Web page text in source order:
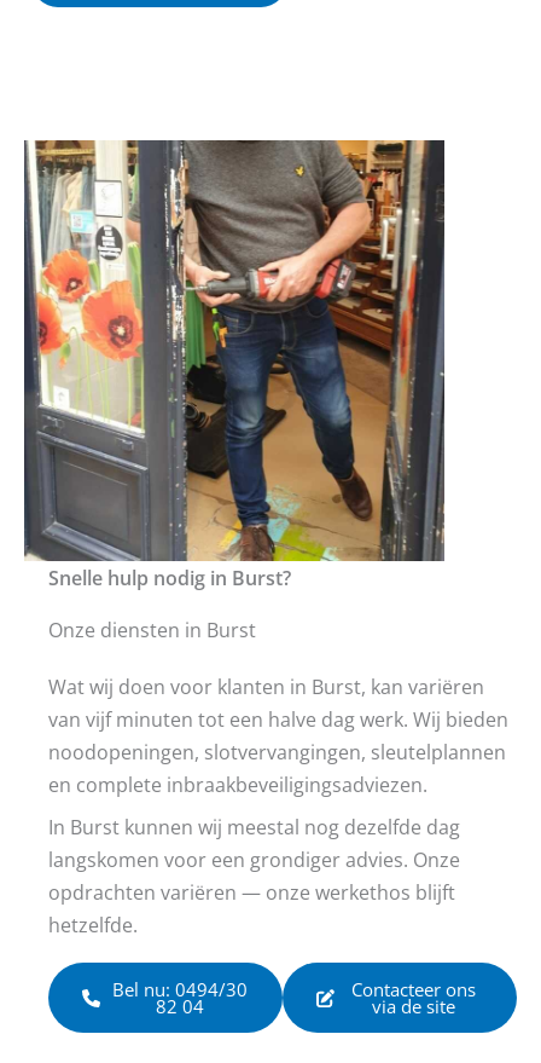
Snelle hulp nodig in Burst?
Onze diensten in Burst
Wat wij doen voor klanten in Burst, kan variëren
van vijf minuten tot een halve dag werk. Wij bieden
noodopeningen, slotvervangingen, sleutelplannen
en complete inbraakbeveiligingsadviezen.
In Burst kunnen wij meestal nog dezelfde dag
langskomen voor een grondiger advies. Onze
opdrachten variëren — onze werkethos blijft
hetzelfde.
Bel nu: 0494/30
82 04
Contacteer ons
via de site